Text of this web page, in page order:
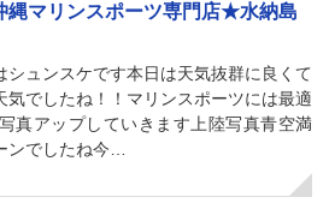
縄マリンスポーツ専門店★水納島
シュンスケです本日は天気抜群に良くて
気でしたね！！マリンスポーツには最適
真アップしていきます上陸写真青空満
ンでしたね今…